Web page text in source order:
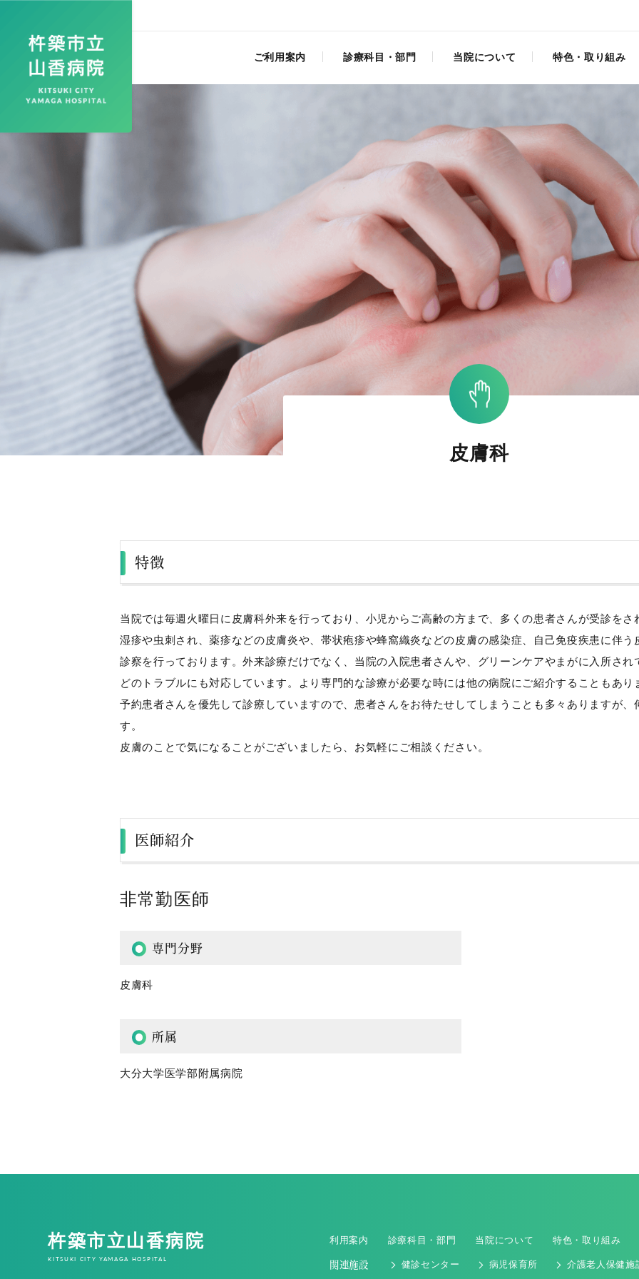
ご利用案内 診療科目・部門 当院について 特色・取り組み
皮膚科
特徴
当院では毎週火曜日に皮膚科外来を行っており、小児からご高齢の方まで、多くの患者さんが受診をさ
湿疹や虫刺され、薬疹などの皮膚炎や、帯状疱疹や蜂窩織炎などの皮膚の感染症、自己免疫疾患に伴
診察を行っております。外来診療だけでなく、当院の入院患者さんや、グリーンケアやまがに入所さ
どのトラブルにも対応しています。より専門的な診療が必要な時には他の病院にご紹介することもあり
予約患者さんを優先して診療していますので、患者さんをお待たせしてしまうことも多々ありますが
す。
皮膚のことで気になることがございましたら、お気軽にご相談ください。
医師紹介
非常勤医師
専門分野
皮膚科
所属
大分大学医学部附属病院
杵築市立山香病院
KITSUKI CITY YAMAGA HOSPITAL
利用案内 診療科目・部門 当院について 特色・取り組み
関連施設 健診センター 病児保育所 介護老人保健施